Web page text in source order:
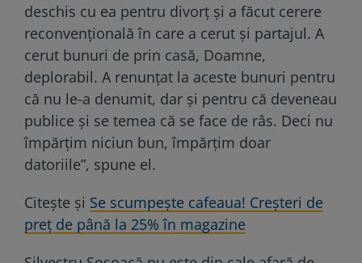
deschis cu ea pentru divorț și a făcut cerere
reconvențională în care a cerut și partajul. A
cerut bunuri de prin casă, Doamne,
deplorabil. A renunțat la aceste bunuri pentru
că nu le-a denumit, dar și pentru că deveneau
publice și se temea că se face de râs. Deci nu
împărțim niciun bun, împărțim doar
datoriile”, spune el.
Citește și Se scumpeşte cafeaua! Creşteri de
preţ de până la 25% în magazine